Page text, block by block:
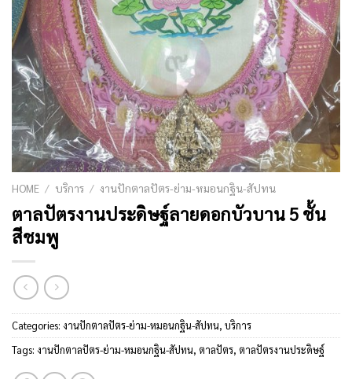
HOME / บริการ / งานปักตาลปัตร-ย่าม-หมอนกฐิน-สัปทน
ตาลปัตรงานประดิษฐ์ลายดอกบัวบาน 5 ชั้น
สีชมพู
Categories: งานปักตาลปัตร-ย่าม-หมอนกฐิน-สัปทน, บริการ
Tags: งานปักตาลปัตร-ย่าม-หมอนกฐิน-สัปทน, ตาลปัตร, ตาลปัตรงานประดิษฐ์